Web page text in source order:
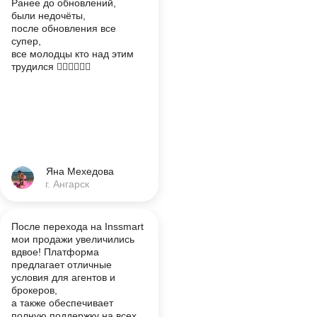
г. Ангарск
Яна Мехедова
Ранее до обновлений,
были недочёты,
после обновления все
супер,
все молодцы кто над этим
трудился 👍🏽👍🏽👍🏽
После перехода на Inssmart
мои продажи увеличились
вдвое! Платформа
предлагает отличные
условия для агентов и
брокеров,
а также обеспечивает